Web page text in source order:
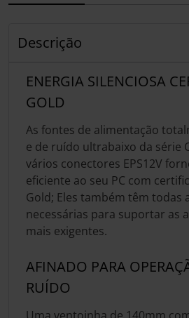
Descrição
ENERGIA SILENCIOSA
GOLD
As fontes de alimentação
e de ruído ultrabaixo da série
vários conectores EPS12V
eficiente ao seu PC com
Gold; Eles também têm todas
necessárias para suportar as
mais exigentes.
AFINADO PARA
RUÍDO
Uma ventoinha de 140mm